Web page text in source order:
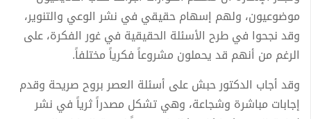
موضوعيون، ولهم إسهام حقيقي في نشر الوعي والتنوير،
وقد نجحوا في طرح الأسئلة الحقيقية في غور الفكرة، على
الرغم من أنهم قد يحملون مشروعاً فكرياً مختلفاً.
وقد أجاب الدكتور حبش على أسئلة العصر بروح صريحة وقدم
إجابات مباشرة وشجاعة، وهي تشكل مصدراً ثرياً في نشر